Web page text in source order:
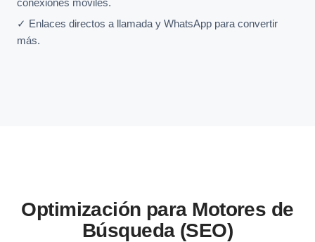
✓ Enlaces directos a llamada y WhatsApp para convertir
más.
Optimización para Motores de
Búsqueda (SEO)